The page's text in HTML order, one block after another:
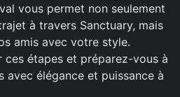
vous permet non seulement
à travers Sanctuary, mais
amis avec votre style.
ces étapes et préparez-vous à
avec élégance et puissance à